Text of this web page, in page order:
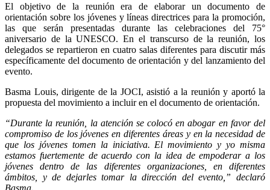
El objetivo de la reunión era de elaborar un documento de
orientación sobre los jóvenes y líneas directrices para la promoción,
las que serán presentadas durante las celebraciones del 75°
aniversario de la UNESCO. En el transcurso de la reunión, los
delegados se repartieron en cuatro salas diferentes para discutir más
específicamente del documento de orientación y del lanzamiento del
evento.
Basma Louis, dirigente de la JOCI, asistió a la reunión y aportó la
propuesta del movimiento a incluir en el documento de orientación.
“Durante la reunión, la atención se colocó en abogar en favor del
compromiso de los jóvenes en diferentes áreas y en la necesidad de
que los jóvenes tomen la iniciativa. El movimiento y yo misma
estamos fuertemente de acuerdo con la idea de empoderar a los
jóvenes dentro de las diferentes organizaciones, en diferentes
ámbitos, y de dejarles tomar la dirección del evento,” declaró
Basma.